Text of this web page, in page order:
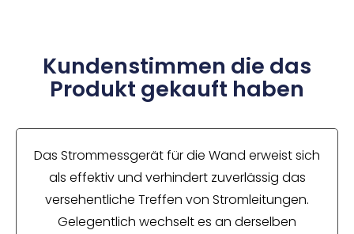
Kundenstimmen die das
Produkt gekauft haben
Das Strommessgerät für die Wand erweist sich
als effektiv und verhindert zuverlässig das
versehentliche Treffen von Stromleitungen.
Gelegentlich wechselt es an derselben